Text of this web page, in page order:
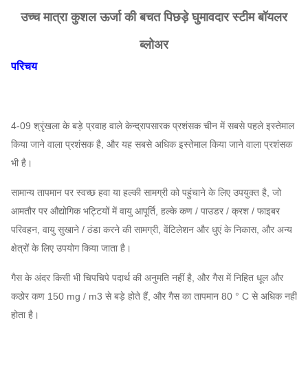
उच्च मात्रा कुशल ऊर्जा की बचत पिछड़े घुमावदार स्टीम बॉयलर
ब्लोअर
परिचय
4-09 श्रृंखला के बड़े प्रवाह वाले केन्द्रापसारक प्रशंसक चीन में सबसे पहले इस्तेमाल
किया जाने वाला प्रशंसक है, और यह सबसे अधिक इस्तेमाल किया जाने वाला प्रशंसक
भी है।
सामान्य तापमान पर स्वच्छ हवा या हल्की सामग्री को पहुंचाने के लिए उपयुक्त है, जो
आमतौर पर औद्योगिक भट्टियों में वायु आपूर्ति, हल्के कण / पाउडर / क्रश / फाइबर
परिवहन, वायु सुखाने / ठंडा करने की सामग्री, वेंटिलेशन और धुएं के निकास, और अन्य
क्षेत्रों के लिए उपयोग किया जाता है।
गैस के अंदर किसी भी चिपचिपे पदार्थ की अनुमति नहीं है, और गैस में निहित धूल और
कठोर कण 150 mg / m3 से बड़े होते हैं, और गैस का तापमान 80 ° C से अधिक नहीं
होता है।